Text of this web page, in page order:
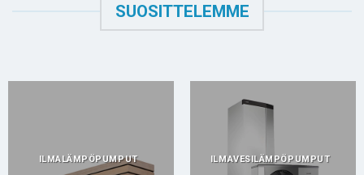
SUOSITTELEMME
ILMALÄMPÖPUMPUT ILMAVESILÄMPÖPUMPUT